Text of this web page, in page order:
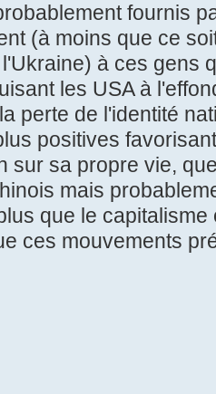
fournis
(à moins que ce
à ces gens
les USA à
perte de l'identité
positives
sur sa propre vie,
mais
que le
ces mouvements